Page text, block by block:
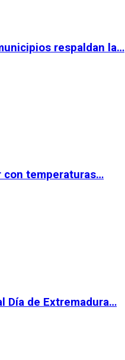
respaldan la…
con temperaturas…
Día de Extremadura…